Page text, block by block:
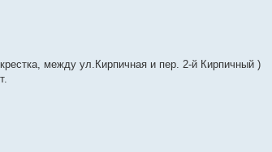
между ул.Кирпичная и пер. 2-й Кирпичный )